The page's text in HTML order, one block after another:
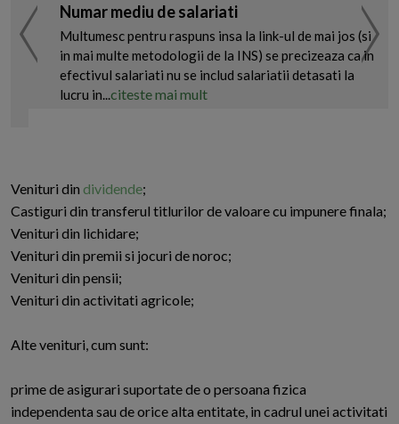
Numar mediu de salariati
Multumesc pentru raspuns insa la link-ul de mai jos (si
in mai multe metodologii de la INS) se precizeaza ca in
efectivul salariati nu se includ salariatii detasati la
lucru in...citeste mai mult
Venituri din dividende;
Castiguri din transferul titlurilor de valoare cu impunere finala;
Venituri din lichidare;
Venituri din premii si jocuri de noroc;
Venituri din pensii;
Venituri din activitati agricole;
Alte venituri, cum sunt:
prime de asigurari suportate de o persoana fizica
independenta sau de orice alta entitate, in cadrul unei activitati